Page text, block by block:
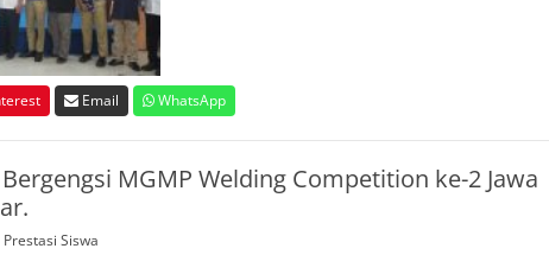
Email WhatsApp
MGMP Welding Competition ke-2 Jawa
Prestasi Siswa